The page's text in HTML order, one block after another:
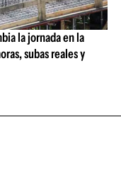
la jornada en la
subas reales y